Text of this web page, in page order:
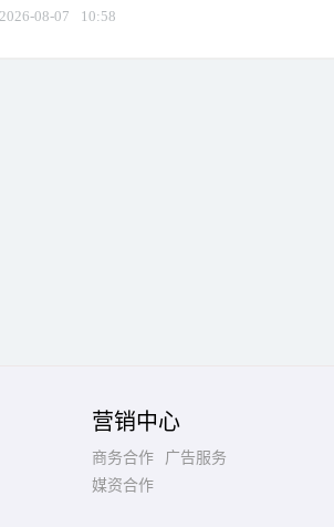
2026-08-07 10:58
营销中心
商务合作
广告服务
媒资合作